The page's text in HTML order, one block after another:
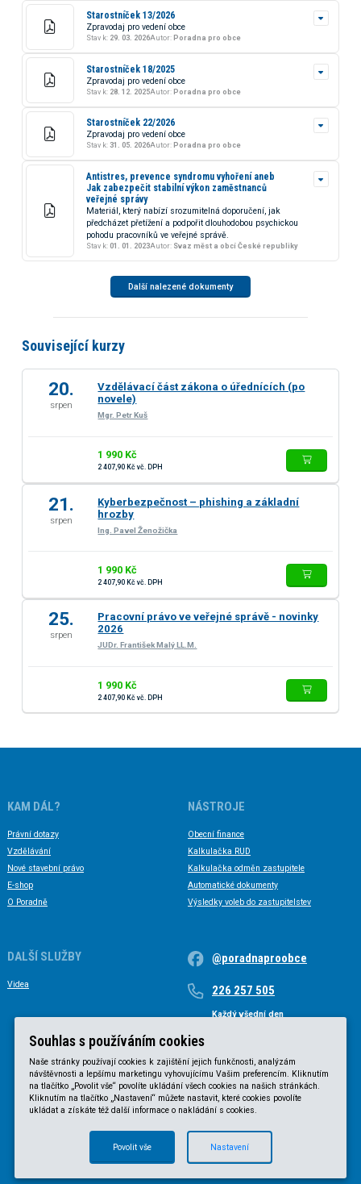
Starostníček 13/2026
Zpravodaj pro vedení obce
Stav k: 29. 03. 2026Autor: Poradna pro obce
Starostníček 18/2025
Zpravodaj pro vedení obce
Stav k: 28. 12. 2025Autor: Poradna pro obce
Starostníček 22/2026
Zpravodaj pro vedení obce
Stav k: 31. 05. 2026Autor: Poradna pro obce
Antistres, prevence syndromu vyhoření aneb
Jak zabezpečit stabilní výkon zaměstnanců
veřejné správy
Materiál, který nabízí srozumitelná doporučení, jak
předcházet přetížení a podpořit dlouhodobou psychickou
pohodu pracovníků ve veřejné správě.
Stav k: 01. 01. 2023Autor: Svaz měst a obcí České republiky
Další nalezené dokumenty
Související kurzy
20.
srpen
Vzdělávací část zákona o úřednících (po
novele)
Mgr. Petr Kuš
1 990 Kč
2 407,90 Kč vč. DPH
21.
srpen
Kyberbezpečnost – phishing a základní
hrozby
Ing. Pavel Ženožička
1 990 Kč
2 407,90 Kč vč. DPH
25.
srpen
Pracovní právo ve veřejné správě - novinky
2026
JUDr. František Malý LL.M.
1 990 Kč
2 407,90 Kč vč. DPH
KAM DÁL?
Právní dotazy
Vzdělávání
Nové stavební právo
E-shop
O Poradně
NÁSTROJE
Obecní finance
Kalkulačka RUD
Kalkulačka odměn zastupitele
Automatické dokumenty
Výsledky voleb do zastupitelstev
DALŠÍ SLUŽBY
Videa
@poradnaproobce
226 257 505
Každý všední den
Souhlas s používáním cookies
Naše stránky používají cookies k zajištění jejich funkčnosti, analýzám
návštěvnosti a lepšímu marketingu vyhovujícímu Vašim preferencím. Kliknutím
na tlačítko „Povolit vše“ povolíte ukládání všech cookies na našich stránkách.
Kliknutím na tlačítko „Nastavení“ můžete nastavit, které cookies povolíte
ukládat a získáte též další informace o nakládání s cookies.
Povolit vše Nastavení